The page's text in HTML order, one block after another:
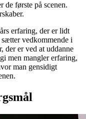
første på scenen.
erfaring, der er lidt
vedkommende i
der er ved at uddanne
men mangler erfaring,
man gensidigt